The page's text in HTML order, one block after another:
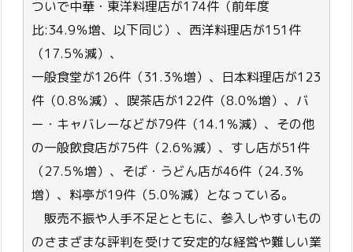
ついで中華・東洋料理店が174件（前年度
比:34.9％増、以下同じ）、西洋料理店が151件
（17.5％減）、
一般食堂が126件（31.3％増）、日本料理店が123
件（0.8％減）、喫茶店が122件（8.0％増）、バ
ー・キャバレーなどが79件（14.1％減）、その他
の一般飲食店が75件（2.6％減）、すし店が51件
（27.5％増）、そば・うどん店が46件（24.3％
増）、料亭が19件（5.0％減）となっている。
販売不振や人手不足とともに、参入しやすいもの
のさまざまな評判を受けて安定的な経営や難しい業